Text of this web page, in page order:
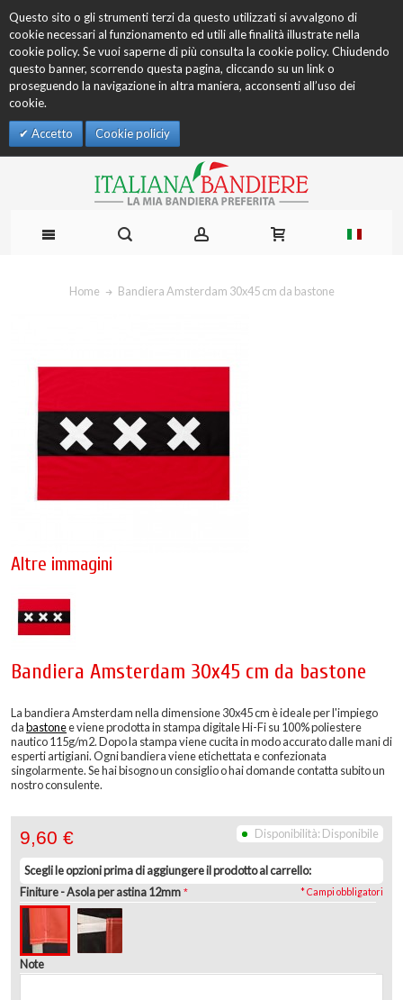
Questo sito o gli strumenti terzi da questo utilizzati si avvalgono di
cookie necessari al funzionamento ed utili alle finalità illustrate nella
cookie policy. Se vuoi saperne di più consulta la cookie policy. Chiudendo
questo banner, scorrendo questa pagina, cliccando su un link o
proseguendo la navigazione in altra maniera, acconsenti all’uso dei
cookie.
Accetto Cookie policiy
Home Bandiera Amsterdam 30x45 cm da bastone
Altre immagini
Bandiera Amsterdam 30x45 cm da bastone
La bandiera Amsterdam nella dimensione 30x45 cm è ideale per l'impiego
dabastonee viene prodotta in stampa digitale Hi-Fi su 100% poliestere
nautico 115g/m2. Dopo la stampa viene cucita in modo accurato dalle mani di
esperti artigiani. Ogni bandiera viene etichettata e confezionata
singolarmente. Se hai bisogno un consiglio o hai domande contatta subito un
nostro consulente.
Disponibilità: Disponibile
9,60 €
Scegli le opzioni prima di aggiungere il prodotto al carrello:
Finiture- Asola per astina 12mm
Note
* Campi obbligatori